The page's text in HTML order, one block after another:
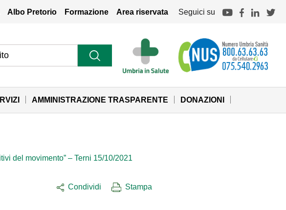
Albo Pretorio Formazione Area riservata Seguici su
AMMINISTRAZIONE TRASPARENTE
DONAZIONI
del movimento” – Terni 15/10/2021
Condividi Stampa